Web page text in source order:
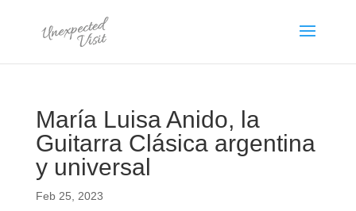
María Luisa Anido, la
Guitarra Clásica argentina
y universal
Feb 25, 2023